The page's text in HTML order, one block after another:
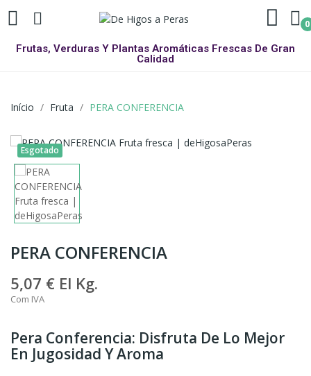
0
Frutas, Verduras Y Plantas Aromáticas Frescas De Gran
Calidad
Início Fruta PERA CONFERENCIA
Esgotado
PERA CONFERENCIA
5,07 € El Kg.
Com IVA
Pera Conferencia: Disfruta De Lo Mejor
En Jugosidad Y Aroma